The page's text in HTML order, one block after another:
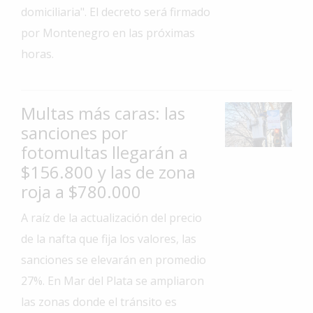
Interés
General
La
Arte
y
Espectáculos
Policiales
Cartelera
Fotos
Familia
domiciliaria". El decreto será firmado
por Montenegro en las próximas
horas.
Multas más caras: las
sanciones por
fotomultas llegarán a
$156.800 y las de zona
roja a $780.000
A raíz de la actualización del precio
de la nafta que fija los valores, las
sanciones se elevarán en promedio
27%. En Mar del Plata se ampliaron
las zonas donde el tránsito es